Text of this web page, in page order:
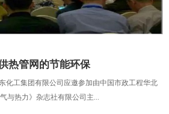
热管网的节能环保
化工集团有限公司应邀参加由中国市政工程华北
与热力》杂志社有限公司主...